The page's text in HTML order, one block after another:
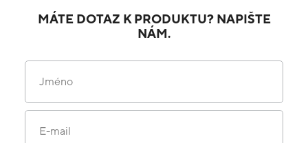
MÁTE DOTAZ K PRODUKTU? NAPIŠTE
NÁM.
Jméno
E-mail